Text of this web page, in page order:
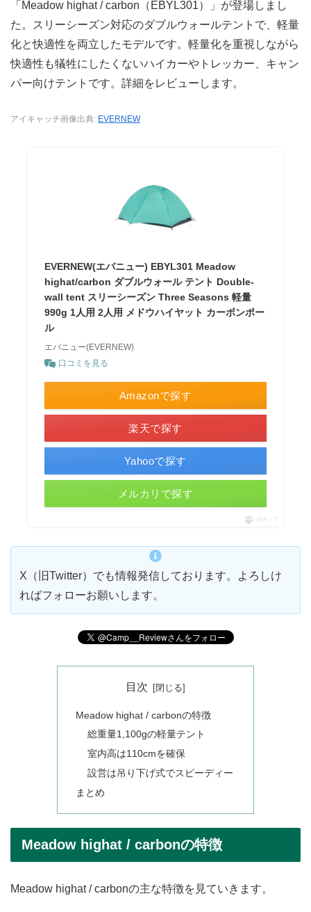
「Meadow highat / carbon（EBYL301）」が登場しまし
た。スリーシーズン対応のダブルウォールテントで、軽量
化と快適性を両立したモデルです。軽量化を重視しながら
快適性も犠牲にしたくないハイカーやトレッカー、キャン
パー向けテントです。詳細をレビューします。
アイキャッチ画像出典: EVERNEW
EVERNEW(エバニュー) EBYL301 Meadow
highat/carbon ダブルウォール テント Double-
wall tent スリーシーズン Three Seasons 軽量
990g 1人用 2人用 メドウハイヤット カーボンポー
ル
エバニュー(EVERNEW)
口コミを見る
Amazonで探す
楽天で探す
Yahooで探す
メルカリで探す
ポチップ
X（旧Twitter）でも情報発信しております。よろしけ
ればフォローお願いします。
目次
Meadow highat / carbonの特徴
総重量1,100gの軽量テント
室内高は110cmを確保
設営は吊り下げ式でスピーディー
まとめ
Meadow highat / carbonの特徴
Meadow highat / carbonの主な特徴を見ていきます。